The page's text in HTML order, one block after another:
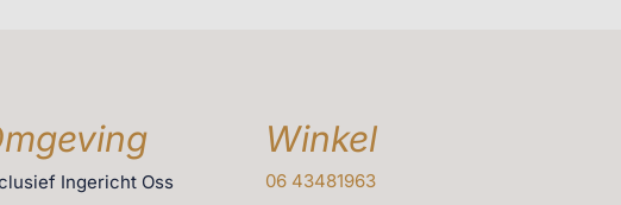
Ingericht Oss
Winkel
06 43481963